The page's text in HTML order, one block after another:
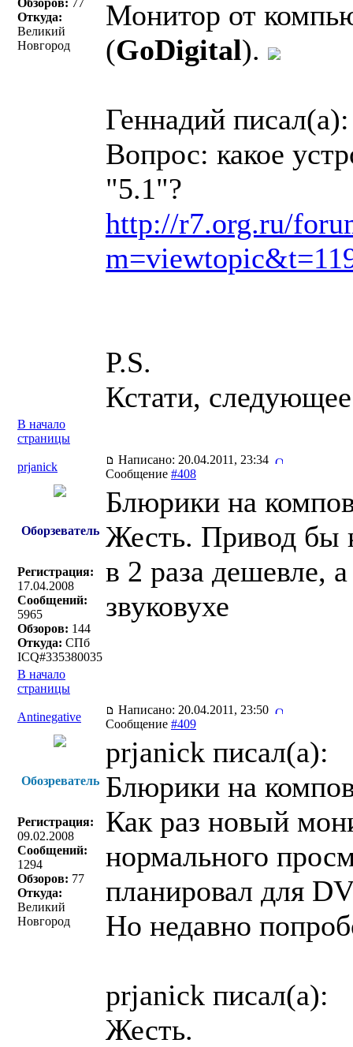
Обзоров: 77
Откуда:
Великий
Новгород
Монитор от
(GoDigital).
Геннадий писал(a):
Вопрос: какое
"5.1"?
http://r7.org.ru/
P.S.
Кстати,
В начало
страницы
prjanick
Написано: 20.04.2011, 23:34
Сообщение #408
Оборзеватель
Регистрация:
17.04.2008
Сообщений:
5965
Обзоров: 144
Откуда: СПб
ICQ#335380035
Блюрики на
Жесть. Привод бы
в 2 раза дешевле,
звуковухе
В начало
страницы
Antinegative
Написано: 20.04.2011, 23:50
Сообщение #409
Обозреватель
Регистрация:
09.02.2008
Сообщений:
1294
Обзоров: 77
Откуда:
Великий
Новгород
prjanick писал(a):
Блюрики на
Как раз новый
нормального
планировал для
Но недавно
prjanick писал(a):
Жесть.